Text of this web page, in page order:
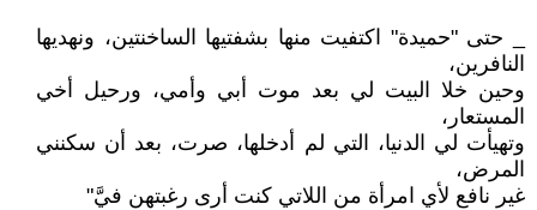
_ حتى "حميدة" اكتفيت منها بشفتيها الساخنتين، ونهديها
النافرين،
وحين خلا البيت لي بعد موت أبي وأمي، ورحيل أخي
المستعار،
وتهيأت لي الدنيا، التي لم أدخلها، صرت، بعد أن سكنني
المرض،
غير نافع لأي امرأة من اللاتي كنت أرى رغبتهن فيَّ"